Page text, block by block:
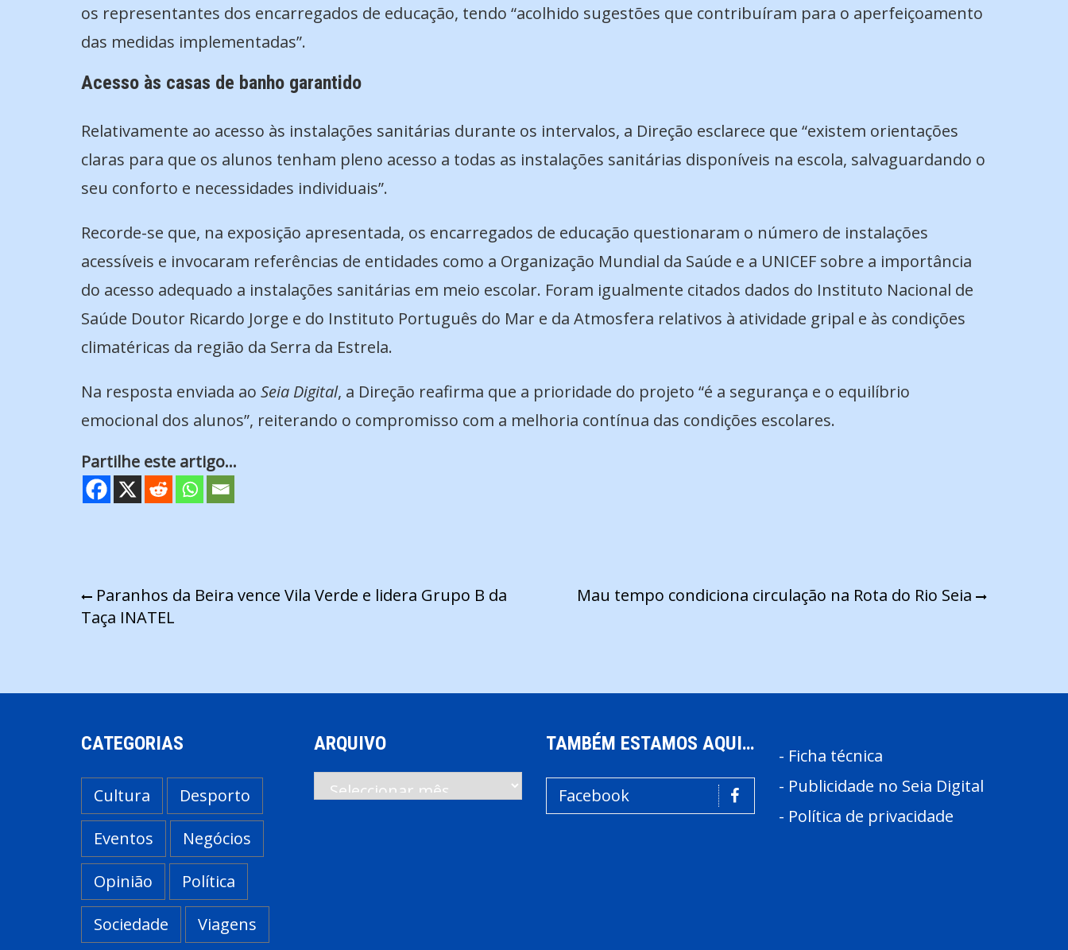
os representantes dos encarregados de educação, tendo “acolhido sugestões que contribuíram para o aperfeiçoamento
das medidas implementadas”.
Acesso às casas de banho garantido
Relativamente ao acesso às instalações sanitárias durante os intervalos, a Direção esclarece que “existem orientações
claras para que os alunos tenham pleno acesso a todas as instalações sanitárias disponíveis na escola, salvaguardando o
seu conforto e necessidades individuais”.
Recorde-se que, na exposição apresentada, os encarregados de educação questionaram o número de instalações
acessíveis e invocaram referências de entidades como a Organização Mundial da Saúde e a UNICEF sobre a importância
do acesso adequado a instalações sanitárias em meio escolar. Foram igualmente citados dados do Instituto Nacional de
Saúde Doutor Ricardo Jorge e do Instituto Português do Mar e da Atmosfera relativos à atividade gripal e às condições
climatéricas da região da Serra da Estrela.
Na resposta enviada ao Seia Digital, a Direção reafirma que a prioridade do projeto “é a segurança e o equilíbrio
emocional dos alunos”, reiterando o compromisso com a melhoria contínua das condições escolares.
Partilhe este artigo...
Navegação
de
Paranhos da Beira vence Vila Verde e lidera Grupo B da
Taça INATEL
Mau tempo condiciona circulação na Rota do Rio Seia
CATEGORIAS
Cultura
Desporto
Eventos
Negócios
Opinião
Política
Sociedade
Viagens
ARQUIVO
Arquivo
TAMBÉM ESTAMOS AQUI…
Facebook
- Ficha técnica
- Publicidade no Seia Digital
- Política de privacidade